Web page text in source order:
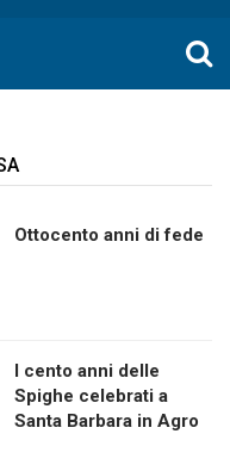
Ottocento anni di fede
I cento anni delle
Spighe celebrati a
Santa Barbara in Agro